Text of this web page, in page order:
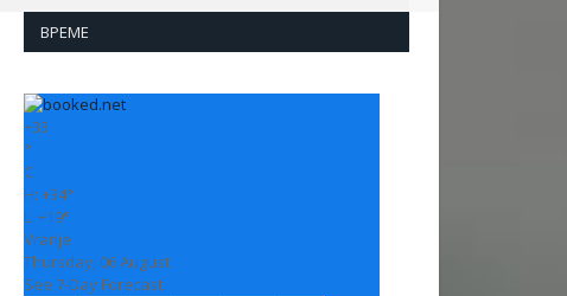
ВРЕМЕ
+33
°
C
H: +34°
L: +19°
Vranje
Thursday, 06 August
See 7-Day Forecast